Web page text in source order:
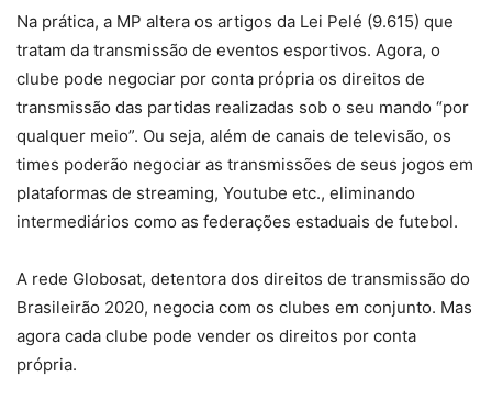
Na prática, a MP altera os artigos da Lei Pelé (9.615) que
tratam da transmissão de eventos esportivos. Agora, o
clube pode negociar por conta própria os direitos de
transmissão das partidas realizadas sob o seu mando “por
qualquer meio”. Ou seja, além de canais de televisão, os
times poderão negociar as transmissões de seus jogos em
plataformas de streaming, Youtube etc., eliminando
intermediários como as federações estaduais de futebol.
A rede Globosat, detentora dos direitos de transmissão do
Brasileirão 2020, negocia com os clubes em conjunto. Mas
agora cada clube pode vender os direitos por conta
própria.